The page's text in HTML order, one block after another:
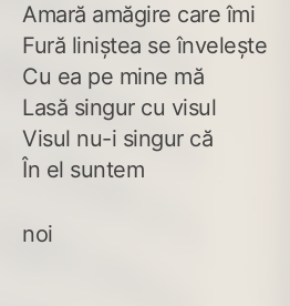
Amară amăgire care îmi
Fură liniștea se învelește
Cu ea pe mine mă
Lasă singur cu visul
Visul nu-i singur că
În el suntem
noi